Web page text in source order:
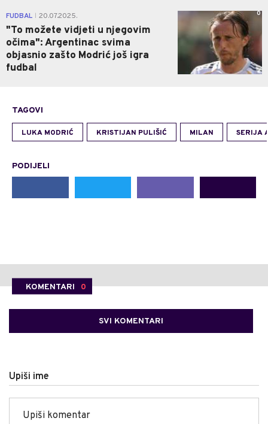
FUDBAL 20.07.2025.
"To možete vidjeti u njegovim
očima": Argentinac svima
objasnio zašto Modrić još igra
fudbal
0
TAGOVI
LUKA MODRIĆ KRISTIJAN PULIŠIĆ MILAN SERIJA
PODIJELI
KOMENTARI 0
SVI KOMENTARI
Upiši ime